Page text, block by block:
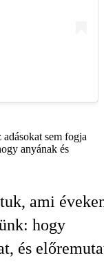
sem fogja
anyának és
ami
hogy
és